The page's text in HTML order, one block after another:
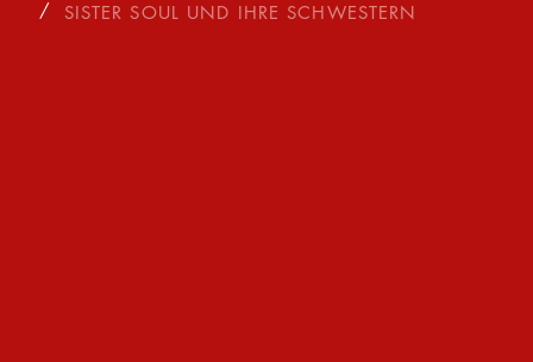
SISTER SOUL UND IHRE SCHWESTERN